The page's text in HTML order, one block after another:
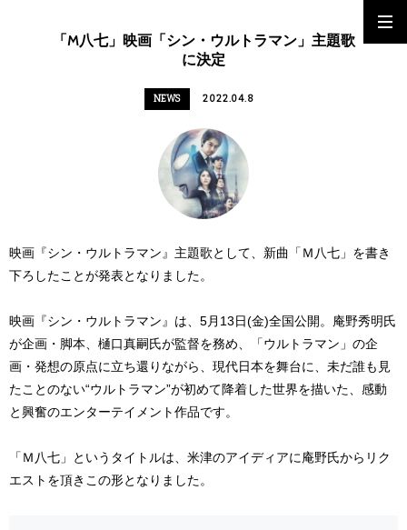
「M八七」映画「シン・ウルトラマン」主題歌
に決定
NEWS 2022.04.8
映画『シン・ウルトラマン』主題歌として、新曲「Ｍ八七」を書き
下ろしたことが発表となりました。
映画『シン・ウルトラマン』は、5月13日(金)全国公開。庵野秀明氏
が企画・脚本、樋口真嗣氏が監督を務め、「ウルトラマン」の企
画・発想の原点に立ち還りながら、現代日本を舞台に、未だ誰も見
たことのない“ウルトラマン”が初めて降着した世界を描いた、感動
と興奮のエンターテイメント作品です。
「Ｍ八七」というタイトルは、米津のアイディアに庵野氏からリク
エストを頂きこの形となりました。